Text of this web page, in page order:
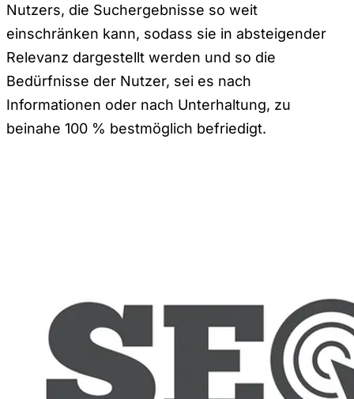
Nutzers, die Suchergebnisse so weit
einschränken kann, sodass sie in absteigender
Relevanz dargestellt werden und so die
Bedürfnisse der Nutzer, sei es nach
Informationen oder nach Unterhaltung, zu
beinahe 100 % bestmöglich befriedigt.